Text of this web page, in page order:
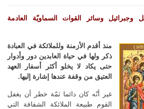
وجبرائيل وسائر القوات السماويّة العادمة
منذ أقدم الأزمنة وللملائكة في العبادة
ذكر ولها في حياة العابدين دور وأدوار
حتى يكاد لا يخلو أكثر أسفار العهد
العتيق من وقفة عندها إشارة إليها.
غير أنّه كان دائما ثمّة خطر أن يغفل
القوم طبيعة الملائكة الشفافة التي